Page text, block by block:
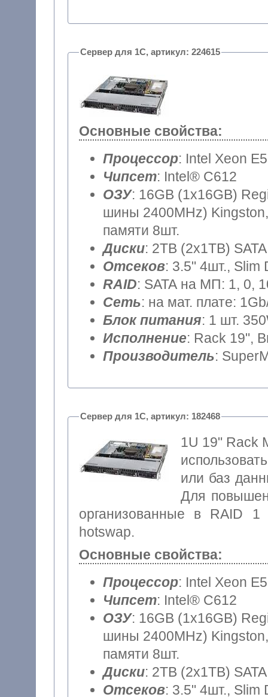
Сервер для 1С, артикул: 224615
Основные свойства:
Процессор: Intel Xeon
Чипсет: Intel® C612
ОЗУ: 16GB (1x16GB)
шины 2400MHz)
памяти 8шт.
Диски: 2TB (2x1TB)
Отсеков: 3.5" 4шт., Slim
RAID: SATA на МП: 1, 0,
Сеть: на мат. плате:
Блок питания: 1 шт.
Исполнение: Rack 19",
Производитель:
Сервер для 1С, артикул: 182468
1U 19" Rack
или баз
Для
организованные в RAID
hotswap.
Основные свойства:
Процессор: Intel Xeon
Чипсет: Intel® C612
ОЗУ: 16GB (1x16GB)
шины 2400MHz)
памяти 8шт.
Диски: 2TB (2x1TB)
Отсеков: 3.5" 4шт., Slim